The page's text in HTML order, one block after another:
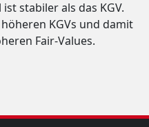
stabiler als das KGV.
KGVs und damit
Fair-Values.